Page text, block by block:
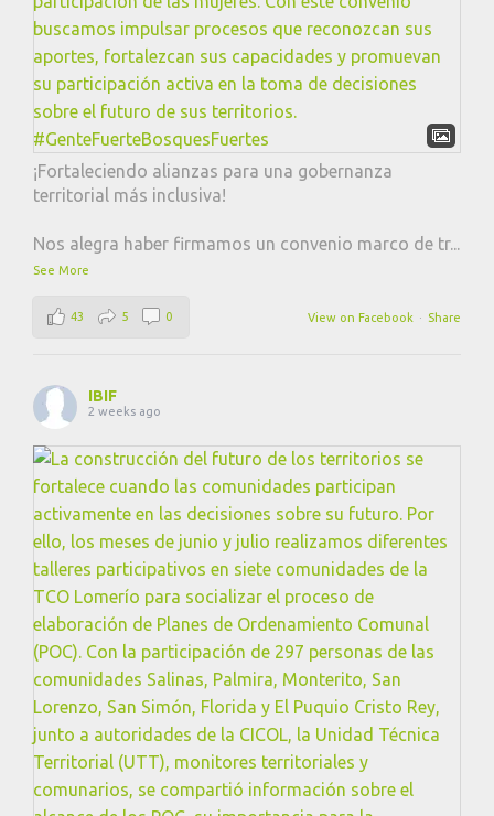
¡Fortaleciendo alianzas para una gobernanza
territorial más inclusiva!
Nos alegra haber firmamos un convenio marco de tr...
See More
View on Facebook · Share
43 5 0
IBIF
2 weeks ago